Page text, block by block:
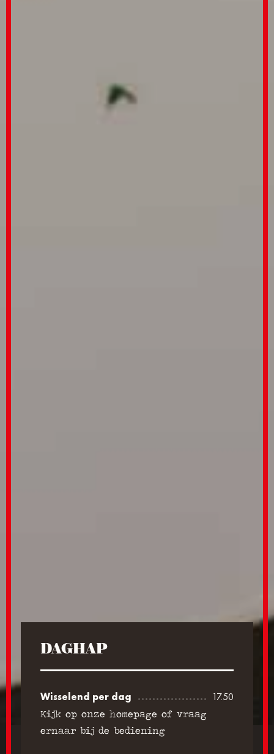
DAGHAP
Wisselend per dag
17.50
Kijk op onze homepage of vraag
ernaar bij de bediening